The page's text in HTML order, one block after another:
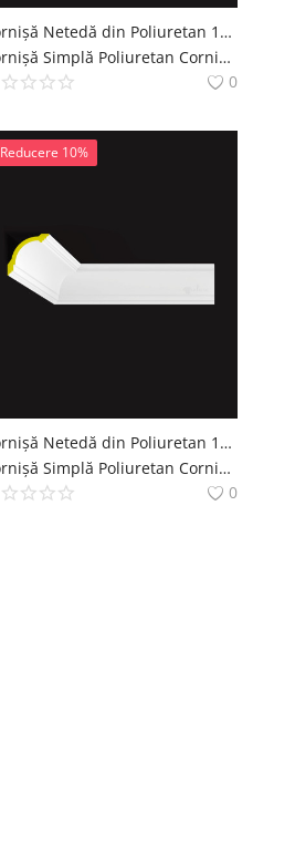
Cornișă Netedă din Poliuretan 18x18 cm pentru Tavan
Cornișă Simplă Poliuretan Cornise Simple Decoratiuni Casa polure
0
Reducere 10%
Cornișă Netedă din Poliuretan 10x10 cm pentru Tavan
Cornișă Simplă Poliuretan Cornise Simple Decoratiuni Casa polure
0